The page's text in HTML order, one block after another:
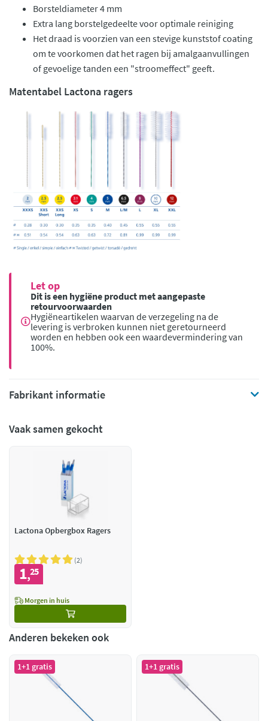
Borsteldiameter 4 mm
Extra lang borstelgedeelte voor optimale reiniging
Het draad is voorzien van een stevige kunststof coating
om te voorkomen dat het ragen bij amalgaanvullingen
of gevoelige tanden een "stroomeffect" geeft.
Matentabel Lactona ragers
Let op
Dit is een hygiëne product met aangepaste
retourvoorwaarden
Hygiëneartikelen waarvan de verzegeling na de
levering is verbroken kunnen niet geretourneerd
worden en hebben ook een waardevermindering van
100%.
Fabrikant informatie
Vaak samen gekocht
Lactona Opbergbox Ragers
2
1,25
Morgen in huis
Anderen bekeken ook
1+1 gratis 1+1 gratis